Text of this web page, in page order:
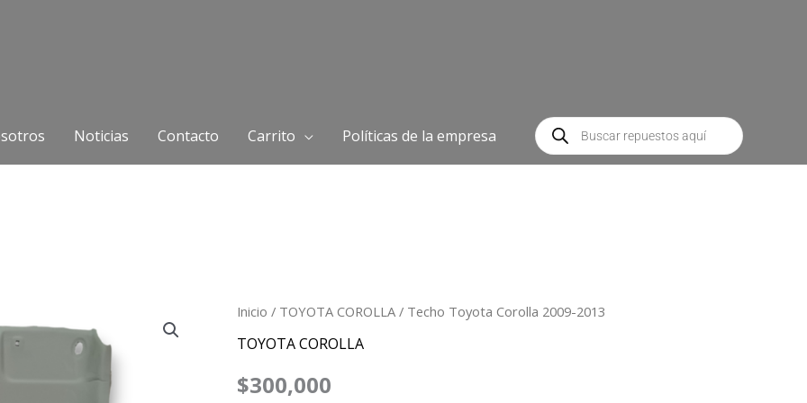
Noticias Contacto Carrito Políticas de la empresa
Búsqueda
de
productos
Inicio / TOYOTA COROLLA / Techo Toyota Corolla 2009-2013
TOYOTA COROLLA
$300,000
Techo
Toyota
2009-